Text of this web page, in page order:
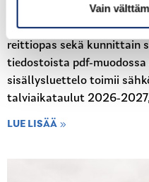
Vain
12.8.2026.
seudun reittioppaasta
reittiopas sekä kunnittain
tiedostoista pdf-
sisällysluettelo toimii
talviaikataulut 2026-
LUE LISÄÄ